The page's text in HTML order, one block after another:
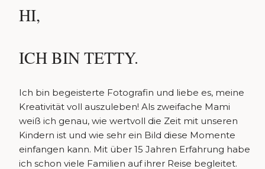
HI,
ICH BIN TETTY.
Ich bin begeisterte Fotografin und liebe es, meine
Kreativität voll auszuleben! Als zweifache Mami
weiß ich genau, wie wertvoll die Zeit mit unseren
Kindern ist und wie sehr ein Bild diese Momente
einfangen kann. Mit über 15 Jahren Erfahrung habe
ich schon viele Familien auf ihrer Reise begleitet.